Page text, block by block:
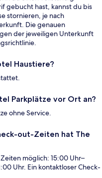
gebucht hast, kannst du bis
stornieren, je nach
Die genauen
der jeweiligen Unterkunft
Haustiere?
Parkplätze vor Ort an?
ohne Service.
out-Zeiten hat The
möglich: 15:00 Uhr–
Uhr. Ein kontaktloser Check-